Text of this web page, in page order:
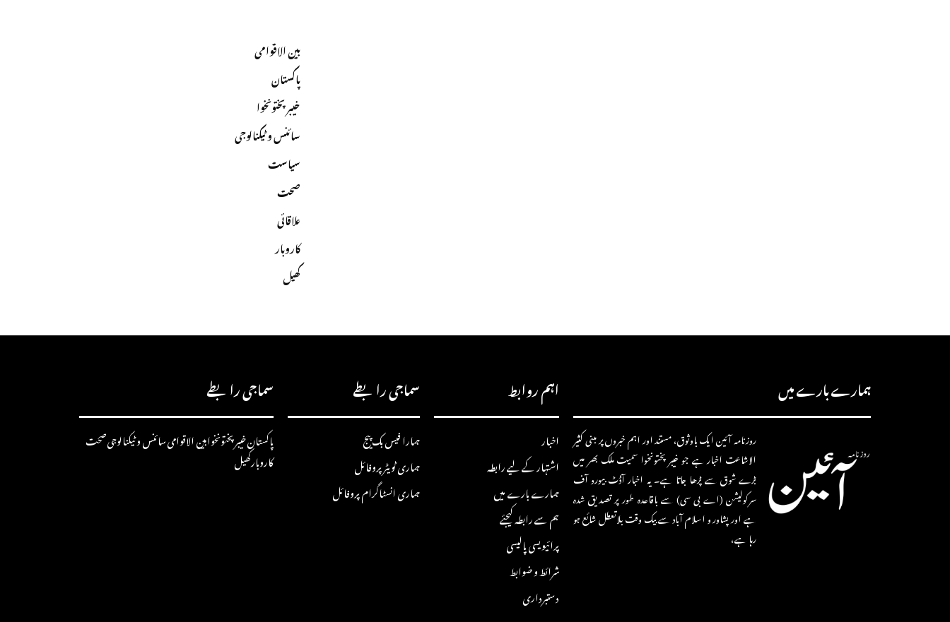
بین الاقوامی
پاکستان
خیبرپختونخوا
سائنس و ٹیکنالوجی
سیاست
صحت
علاقائی
کاروبار
کھیل
ہمارے بارے میں
روزنامہ آئین ایک باوثوق، مستند اور اہم خبروں پر مبنی کثیر
الاشاعت اخبار ہے جو خیبر پختونخوا سمیت ملک بھر میں
بڑے شوق سے پڑھا جاتا ہے۔ یہ اخبار آڈٹ بیورو آف
سرکولیشن (اے بی سی) سے باقاعدہ طور پر تصدیق شدہ
ہے اور پشاور و اسلام آباد سے بیک وقت بلاتعطل شائع ہو
رہا ہے،
اہم روابط
اخبار
اشتہار کے لیے رابطہ
ہمارے بارے میں
ہم سے رابطہ کیجئے
پرائیویسی پالیسی
شرائط و ضوابط
دستبرداری
سماجی رابطے
ہمارا فیس بک پیج
ہماری ٹویٹر پروفائل
ہماری انسٹاگرام پروفائل
سماجی رابطے
پاکستانخیبرپختونخوابین الاقوامیسائنس و ٹیکنالوجیصحت
کاروبارکھیل